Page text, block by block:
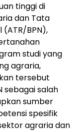
tinggi di
dan Tata
BPN),
studi yang
agraria,
tersebut
sebagai salah
sumber
spesifik
agraria dan